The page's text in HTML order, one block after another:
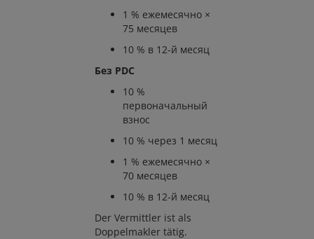
1 % ежемесячно ×
75 месяцев
10 % в 12-й месяц
Без PDC
10 %
первоначальный
взнос
10 % через 1 месяц
1 % ежемесячно ×
70 месяцев
10 % в 12-й месяц
Der Vermittler ist als
Doppelmakler tätig.